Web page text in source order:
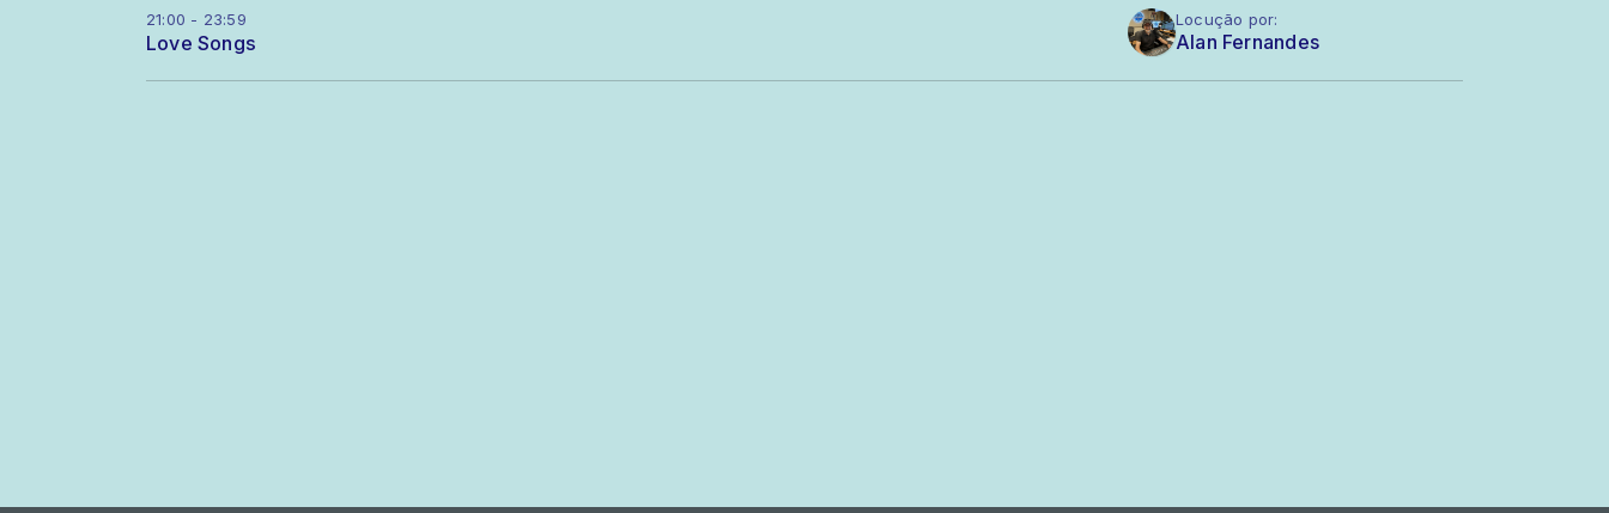
21:00 - 23:59
Love Songs
Locução por:
Alan Fernandes